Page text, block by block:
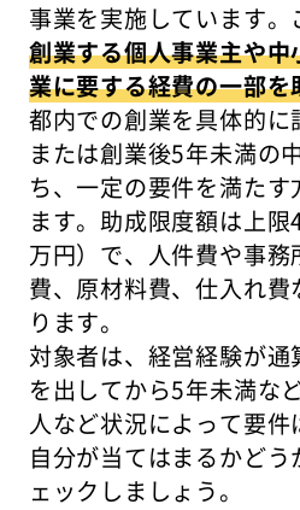
事業を実施しています。
創業する個人事業主や
業に要する経費の一部
都内での創業を具体的に
または創業後5年未満の
ち、一定の要件を満た
ます。助成限度額は上
万円）で、人件費や事
費、原材料費、仕入れ
ります。
対象者は、経営経験が
を出してから5年未満な
人など状況によって要件
自分が当てはまるかど
ェックしましょう。